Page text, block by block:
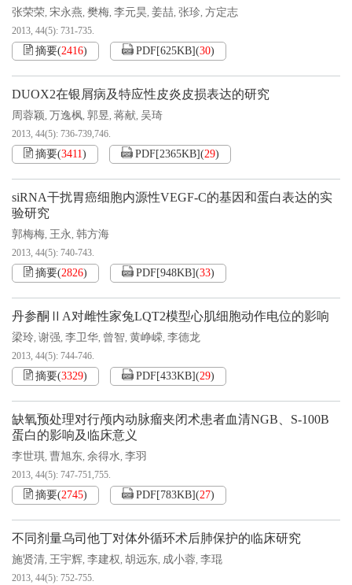
张荣荣, 宋永燕, 樊梅, 李元昊, 姜喆, 张珍, 方定志
2013, 44(5): 731-735.
摘要(2416) PDF[625KB](30)
DUOX2在银屑病及特应性皮炎皮损表达的研究
周蓉颖, 万逸枫, 郭昱, 蒋献, 吴琦
2013, 44(5): 736-739,746.
摘要(3411) PDF[2365KB](29)
siRNA干扰胃癌细胞内源性VEGF-C的基因和蛋白表达的实
验研究
郭梅梅, 王永, 韩方海
2013, 44(5): 740-743.
摘要(2826) PDF[948KB](33)
丹参酮ⅡA对雌性家兔LQT2模型心肌细胞动作电位的影响
梁玲, 谢强, 李卫华, 曾智, 黄峥嵘, 李德龙
2013, 44(5): 744-746.
摘要(3329) PDF[433KB](29)
缺氧预处理对行颅内动脉瘤夹闭术患者血清NGB、S-100B
蛋白的影响及临床意义
李世琪, 曹旭东, 余得水, 李羽
2013, 44(5): 747-751,755.
摘要(2745) PDF[783KB](27)
不同剂量乌司他丁对体外循环术后肺保护的临床研究
施贤清, 王宇辉, 李建权, 胡远东, 成小蓉, 李琨
2013, 44(5): 752-755.